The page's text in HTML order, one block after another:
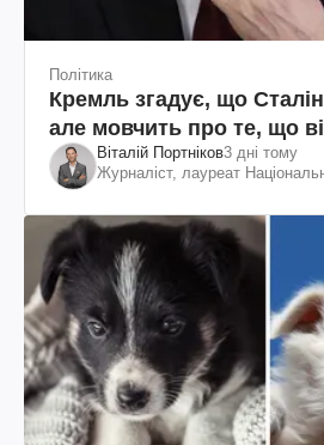
Політика
Кремль згадує, що
але мовчить про те, що
Віталій Портніков3 дні тому
Журналіст, лауреат